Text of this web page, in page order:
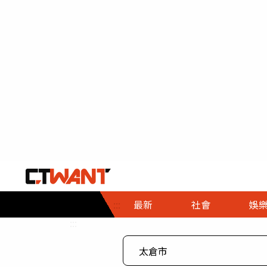
::: 最新 社會
社會首頁
時事
娛樂
娛樂首頁
即時
專題
財經首頁
熱線
３Ｃ
政